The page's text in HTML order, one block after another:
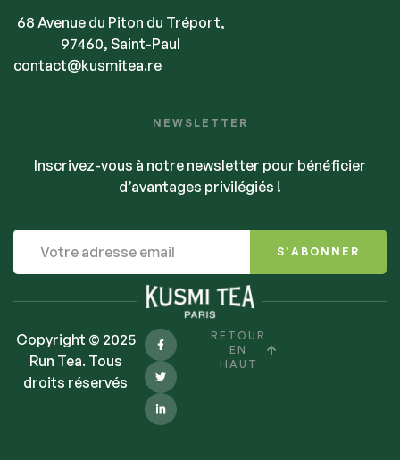
68 Avenue du Piton du Tréport,
97460, Saint-Paul
contact@kusmitea.re
NEWSLETTER
Inscrivez-vous à notre newsletter pour bénéficier
d’avantages privilégiés !
S'ABONNER
Copyright © 2025
Run Tea. Tous
droits réservés
RETOUR
EN
HAUT